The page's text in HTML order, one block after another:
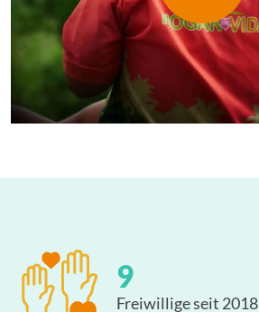
10
Freiwillige seit 2018